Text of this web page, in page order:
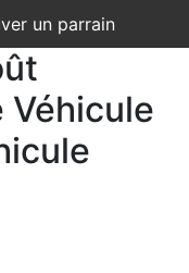
un parrain